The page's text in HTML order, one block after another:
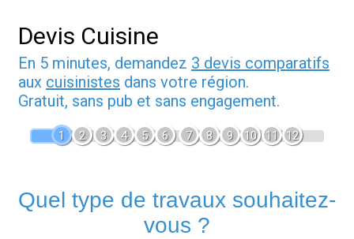
Devis Cuisine
En 5 minutes, demandez 3 devis comparatifs
aux cuisinistes dans votre région.
Gratuit, sans pub et sans engagement.
1 2 3 4 5 6 7 8 9 10 11 12
Quel type de travaux souhaitez-
vous ?